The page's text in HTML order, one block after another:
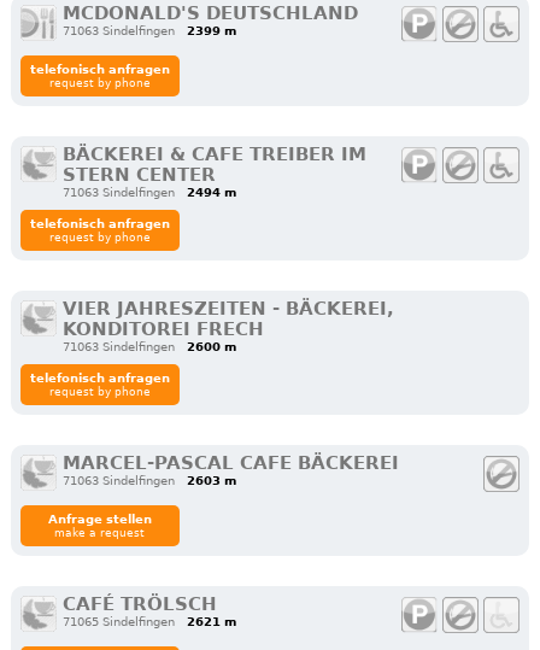
MCDONALD'S DEUTSCHLAND
71063 Sindelfingen 2399 m
telefonisch anfragen
request by phone
BÄCKEREI & CAFE TREIBER IM
STERN CENTER
71063 Sindelfingen 2494 m
telefonisch anfragen
request by phone
VIER JAHRESZEITEN - BÄCKEREI,
KONDITOREI FRECH
71063 Sindelfingen 2600 m
telefonisch anfragen
request by phone
MARCEL-PASCAL CAFE BÄCKEREI
71063 Sindelfingen 2603 m
Anfrage stellen
make a request
CAFÉ TRÖLSCH
71065 Sindelfingen 2621 m